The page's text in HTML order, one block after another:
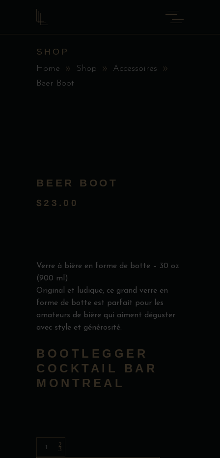
SHOP
Home Shop
Accessoires
Beer Boot
BEER BOOT
$ 23.00
Verre à bière en forme de botte – 30 oz
(900 ml)
Original et ludique, ce grand verre en
forme de botte est parfait pour les
amateurs de bière qui aiment déguster
avec style et générosité.
BOOTLEGGER
COCKTAIL BAR
MONTREAL
Beer